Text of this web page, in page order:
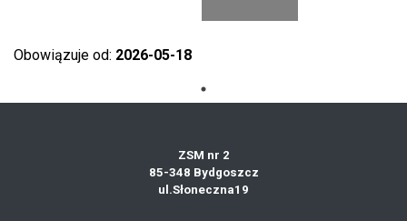
Obowiązuje od: 2026-05-18
ZSM nr 2
85-348 Bydgoszcz
ul.Słoneczna19